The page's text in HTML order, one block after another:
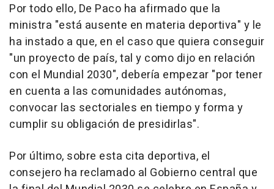
Por todo ello, De Paco ha afirmado que la
ministra "está ausente en materia deportiva" y le
ha instado a que, en el caso que quiera conseguir
"un proyecto de país, tal y como dijo en relación
con el Mundial 2030", debería empezar "por tener
en cuenta a las comunidades autónomas,
convocar las sectoriales en tiempo y forma y
cumplir su obligación de presidirlas".
Por último, sobre esta cita deportiva, el
consejero ha reclamado al Gobierno central que